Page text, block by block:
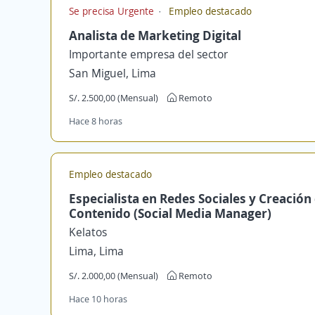
Se precisa Urgente Empleo destacado
Analista de Marketing Digital
Importante empresa del sector
San Miguel, Lima
S/. 2.500,00 (Mensual)
Remoto
Hace 8 horas
Empleo destacado
Especialista en Redes Sociales y Creación
Contenido (Social Media Manager)
Kelatos
Lima, Lima
S/. 2.000,00 (Mensual)
Remoto
Hace 10 horas